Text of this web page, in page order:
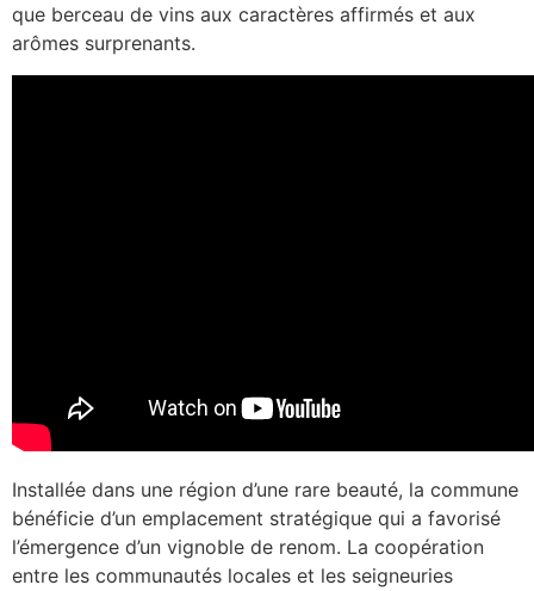
que berceau de vins aux caractères affirmés et aux
arômes surprenants.
Installée dans une région d’une rare beauté, la commune
bénéficie d’un emplacement stratégique qui a favorisé
l’émergence d’un vignoble de renom. La coopération
entre les communautés locales et les seigneuries